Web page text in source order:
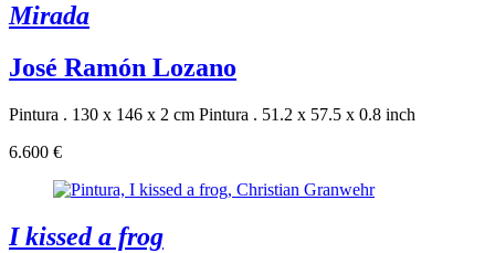
Mirada
José Ramón Lozano
Pintura . 130 x 146 x 2 cm Pintura . 51.2 x 57.5 x 0.8 inch
6.600 €
I kissed a frog